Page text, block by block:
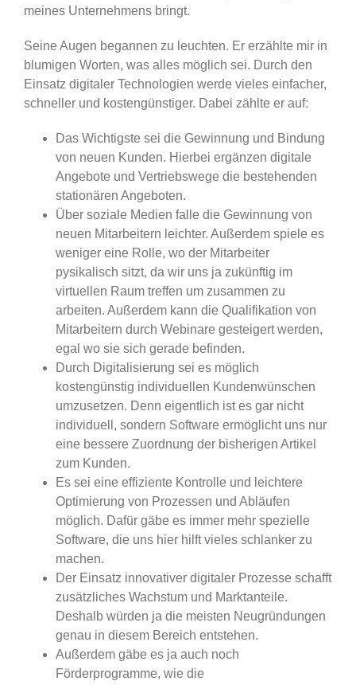
meines Unternehmens bringt.
Seine Augen begannen zu leuchten. Er erzählte mir in
blumigen Worten, was alles möglich sei. Durch den
Einsatz digitaler Technologien werde vieles einfacher,
schneller und kostengünstiger. Dabei zählte er auf:
Das Wichtigste sei die Gewinnung und Bindung
von neuen Kunden. Hierbei ergänzen digitale
Angebote und Vertriebswege die bestehenden
stationären Angeboten.
Über soziale Medien falle die Gewinnung von
neuen Mitarbeitern leichter. Außerdem spiele es
weniger eine Rolle, wo der Mitarbeiter
pysikalisch sitzt, da wir uns ja zukünftig im
virtuellen Raum treffen um zusammen zu
arbeiten. Außerdem kann die Qualifikation von
Mitarbeitern durch Webinare gesteigert werden,
egal wo sie sich gerade befinden.
Durch Digitalisierung sei es möglich
kostengünstig individuellen Kundenwünschen
umzusetzen. Denn eigentlich ist es gar nicht
individuell, sondern Software ermöglicht uns nur
eine bessere Zuordnung der bisherigen Artikel
zum Kunden.
Es sei eine effiziente Kontrolle und leichtere
Optimierung von Prozessen und Abläufen
möglich. Dafür gäbe es immer mehr spezielle
Software, die uns hier hilft vieles schlanker zu
machen.
Der Einsatz innovativer digitaler Prozesse schafft
zusätzliches Wachstum und Marktanteile.
Deshalb würden ja die meisten Neugründungen
genau in diesem Bereich entstehen.
Außerdem gäbe es ja auch noch
Förderprogramme, wie die